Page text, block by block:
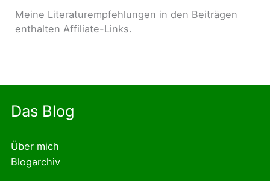
Meine Literaturempfehlungen in den Beiträgen
enthalten Affiliate-Links.
Das Blog
Über mich
Blogarchiv